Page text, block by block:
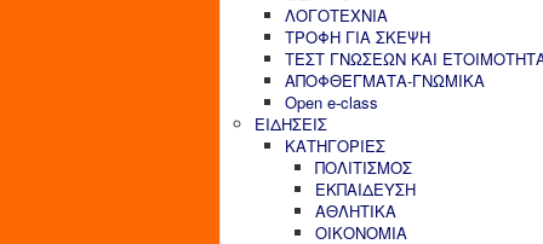
ΛΟΓΟΤΕΧΝΙΑ
ΤΡΟΦΗ ΓΙΑ ΣΚΕΨΗ
ΤΕΣΤ ΓΝΩΣΕΩΝ ΚΑΙ
ΑΠΟΦΘΕΓΜΑΤΑ-ΓΝΩΜΙΚΑ
Open e-class
ΕΙΔΗΣΕΙΣ
ΚΑΤΗΓΟΡΙΕΣ
ΠΟΛΙΤΙΣΜΟΣ
ΕΚΠΑΙΔΕΥΣΗ
ΑΘΛΗΤΙΚΑ
ΟΙΚΟΝΟΜΙΑ